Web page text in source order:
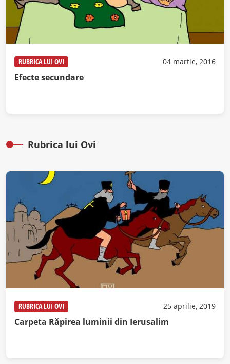
RUBRICA LUI OVI 04 martie, 2016
Efecte secundare
Rubrica lui Ovi
RUBRICA LUI OVI 25 aprilie, 2019
Carpeta Răpirea luminii din Ierusalim